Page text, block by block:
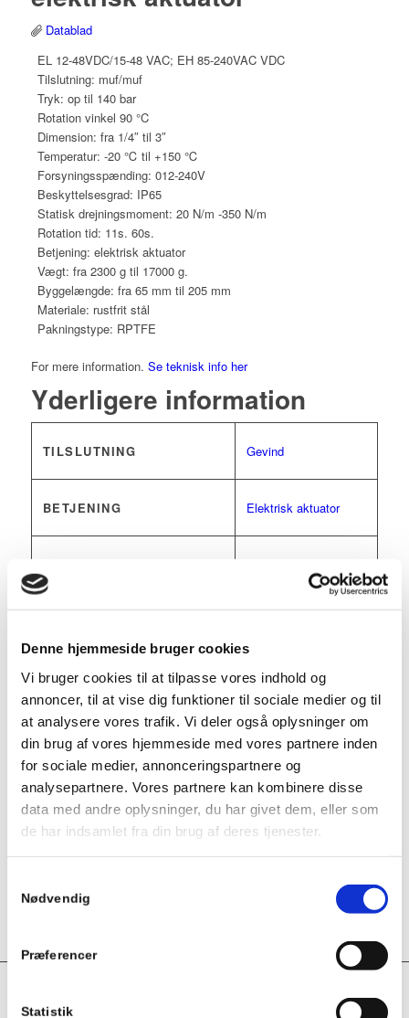
Denne hjemmeside bruger cookies
Vi bruger cookies til at tilpasse vores indhold og
annoncer, til at vise dig funktioner til sociale medier og til
at analysere vores trafik. Vi deler også oplysninger om
din brug af vores hjemmeside med vores partnere inden
for sociale medier, annonceringspartnere og
analysepartnere. Vores partnere kan kombinere disse
data med andre oplysninger, du har givet dem, eller som
de har indsamlet fra din brug af deres tjenester.
Nødvendig
Præferencer
Statistik
Datablad
EL 12-48VDC/15-48 VAC; EH 85-240VAC VDC
Tilslutning: muf/muf
Tryk: op til 140 bar
Rotation vinkel 90 °C
Dimension: fra 1/4″ til 3″
Temperatur: -20 ℃ til +150 ℃
Forsyningsspænding: 012-240V
Beskyttelsesgrad: IP65
Statisk drejningsmoment: 20 N/m -350 N/m
Rotation tid: 11s. 60s.
Betjening: elektrisk aktuator
Vægt: fra 2300 g til 17000 g.
Byggelængde: fra 65 mm til 205 mm
Materiale: rustfrit stål
Pakningstype: RPTFE
For mere information. Se teknisk info her
Yderligere information
TILSLUTNING Gevind
BETJENING Elektrisk aktuator
TOTAL LÆNGDE (MM) 110,120,140,185
205,65,70,80,90
DIMENSION (TOMME) -
KUGLEHANER/FITTINGS
¼”, ⅜”,½”,¾”, 1”
1.¼”,1.½”
3”